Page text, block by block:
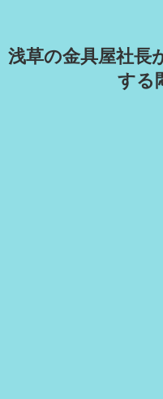
浅草の金具屋社長
する